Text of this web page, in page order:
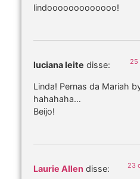
lindooooooooooooo!
luciana leite disse: 25
Linda! Pernas da Mariah
hahahaha…
Beijo!
Laurie Allen disse: 23